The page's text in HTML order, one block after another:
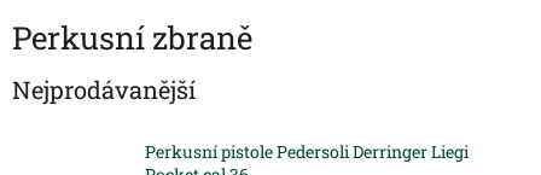
Perkusní zbraně
Nejprodávanější
Perkusní pistole Pedersoli Derringer Liegi